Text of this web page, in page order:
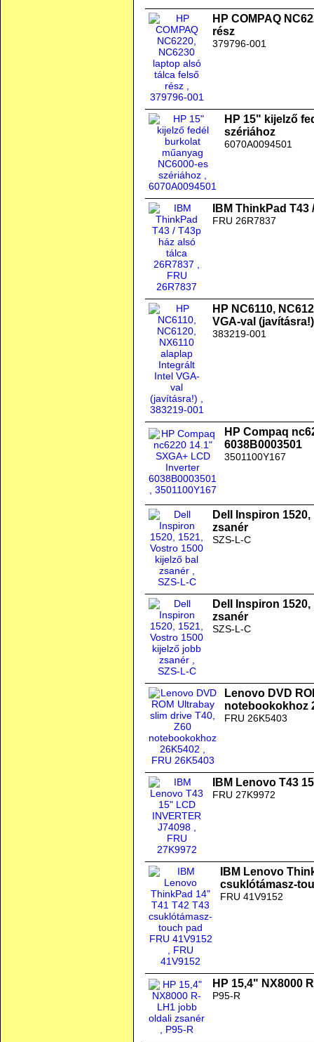
HP COMPAQ
rész
379796-001
HP 15" kijelző
szériához
6070A0094501
IBM ThinkPad
FRU 26R7837
HP NC6110,
VGA-val (javításra!)
383219-001
HP Compaq
6038B0003501
3501100Y167
Dell Inspiron
zsanér
SZS-L-C
Dell Inspiron
zsanér
SZS-L-C
Lenovo DVD
notebookokhoz
FRU 26K5403
IBM Lenovo T43
FRU 27K9972
IBM Lenovo
csuklótámasz-
FRU 41V9152
HP 15,4" NX8000
P95-R